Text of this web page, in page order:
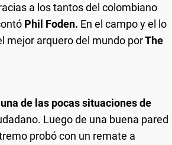
a los tantos del colombiano
Phil Foden. En el campo y el lo
mejor arquero del mundo porThe
de las pocas situaciones de
Luego de una buena pared
probó con un remate a